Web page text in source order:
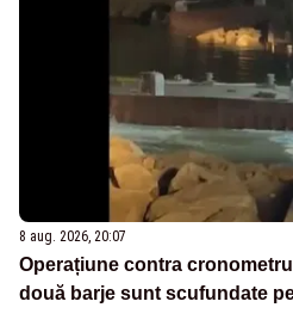
8 aug. 2026, 20:07
Operațiune contra
două barje sunt scufundate